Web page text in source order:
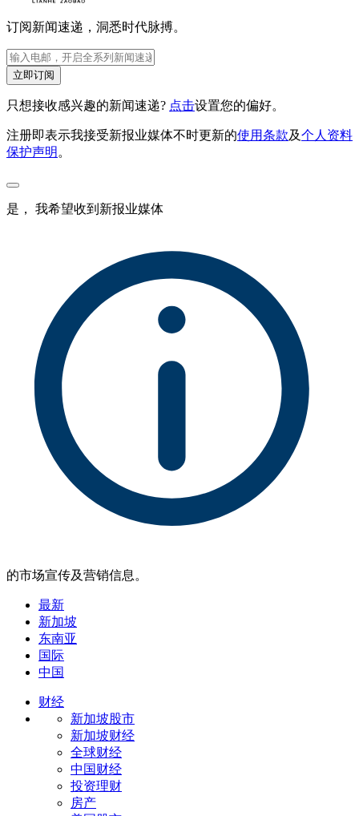
订阅新闻速递，洞悉时代脉搏。
立即订阅
只想接收感兴趣的新闻速递? 点击设置您的偏好。
注册即表示我接受新报业媒体不时更新的使用条款及个人资料
保护声明。
是， 我希望收到新报业媒体
的市场宣传及营销信息。
最新
新加坡
东南亚
国际
中国
财经
新加坡股市
新加坡财经
全球财经
中国财经
投资理财
房产